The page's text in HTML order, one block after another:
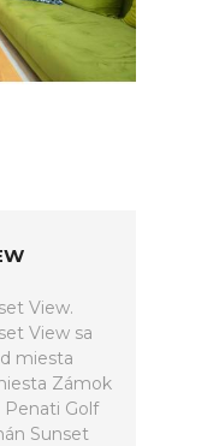
View.
View sa
miesta
Zámok
Penati Golf
Sunset